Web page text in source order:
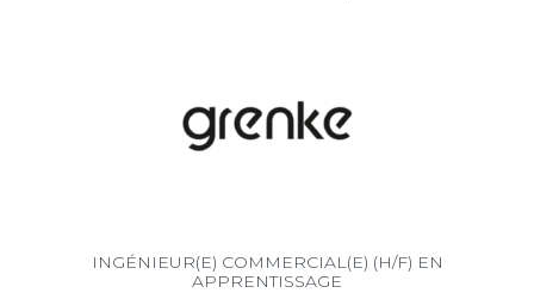
INGÉNIEUR(E) COMMERCIAL(E) (H/F) EN
APPRENTISSAGE